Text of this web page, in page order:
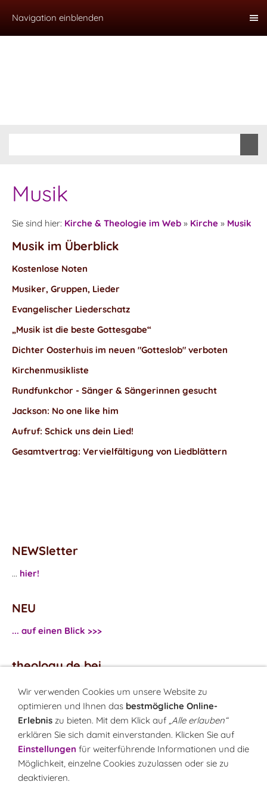
Navigation einblenden
Musik
Sie sind hier: Kirche & Theologie im Web » Kirche » Musik
Musik im Überblick
Kostenlose Noten
Musiker, Gruppen, Lieder
Evangelischer Liederschatz
„Musik ist die beste Gottesgabe“
Dichter Oosterhuis im neuen "Gotteslob" verboten
Kirchenmusikliste
Rundfunkchor - Sänger & Sängerinnen gesucht
Jackson: No one like him
Aufruf: Schick uns dein Lied!
Gesamtvertrag: Vervielfältigung von Liedblättern
NEWSletter
... hier!
NEU
... auf einen Blick >>>
theology.de bei
...Facebook
...Twitter
Monatsrätsel
Rätseln & Gewinnen!
Wir verwenden Cookies um unsere Website zu
optimieren und Ihnen das bestmögliche Online-
Erlebnis zu bieten. Mit dem Klick auf „Alle erlauben“
erklären Sie sich damit einverstanden. Klicken Sie auf
Einstellungen für weiterführende Informationen und die
Möglichkeit, einzelne Cookies zuzulassen oder sie zu
deaktivieren.